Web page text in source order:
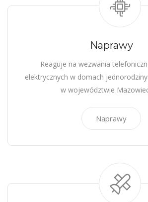
Naprawy
Reaguje na wezwania
elektrycznych w domach
w województwie
Naprawy